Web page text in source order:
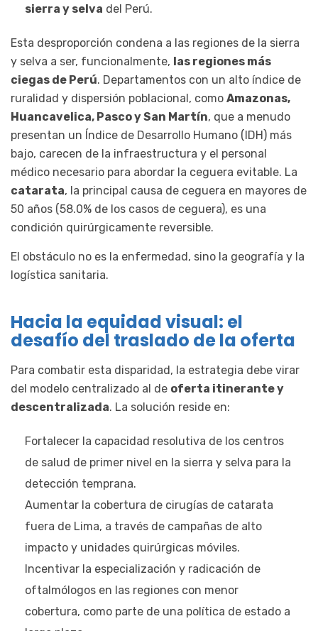
sierra y selva del Perú.
Esta desproporción condena a las regiones de la sierra
y selva a ser, funcionalmente, las regiones más
ciegas de Perú. Departamentos con un alto índice de
ruralidad y dispersión poblacional, como Amazonas,
Huancavelica, Pasco y San Martín, que a menudo
presentan un Índice de Desarrollo Humano (IDH) más
bajo, carecen de la infraestructura y el personal
médico necesario para abordar la ceguera evitable. La
catarata, la principal causa de ceguera en mayores de
50 años (58.0% de los casos de ceguera), es una
condición quirúrgicamente reversible.
El obstáculo no es la enfermedad, sino la geografía y la
logística sanitaria.
Hacia la equidad visual: el
desafío del traslado de la oferta
Para combatir esta disparidad, la estrategia debe virar
del modelo centralizado al de oferta itinerante y
descentralizada. La solución reside en:
Fortalecer la capacidad resolutiva de los centros
de salud de primer nivel en la sierra y selva para la
detección temprana.
Aumentar la cobertura de cirugías de catarata
fuera de Lima, a través de campañas de alto
impacto y unidades quirúrgicas móviles.
Incentivar la especialización y radicación de
oftalmólogos en las regiones con menor
cobertura, como parte de una política de estado a